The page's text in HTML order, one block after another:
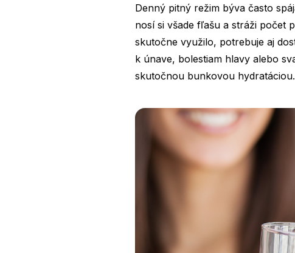
Denný pitný režim býva často
nosí si všade fľašu a stráži počet
skutočne využilo, potrebuje aj
k únave, bolestiam hlavy alebo
skutočnou bunkovou hydratáciou.